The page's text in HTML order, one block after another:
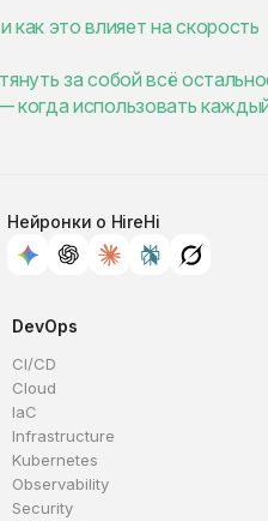
это влияет на скорость
за собой всё
когда использовать
Нейронки о HireHi
DevOps
CI/CD
Cloud
IaC
Infrastructure
Kubernetes
Observability
Security